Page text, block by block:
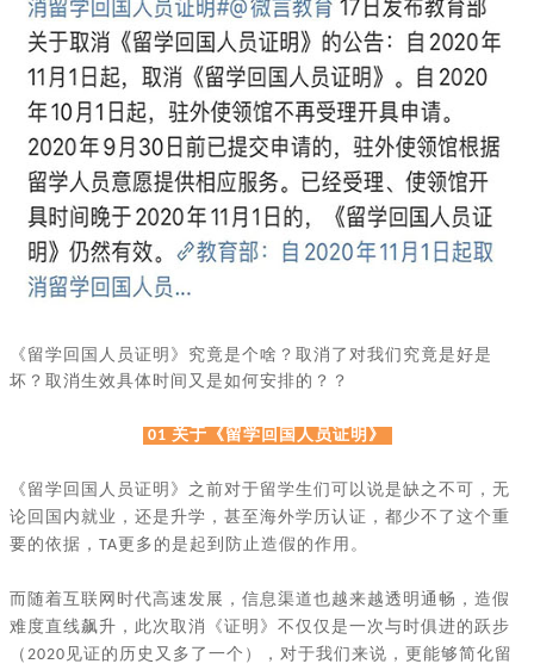
《留学回国人员证明》究竟是个啥？ 取消了对我们究竟是好是
坏？ 取消生效具体时间又是如何安排的？？
01 关于《留学回国人员证明》
《留学回国人员证明》之前对于留学生们可以说是缺之不可，无
论回国内就业，还是升学，甚至海外学历认证，都少不了这个重
要的依据， TA更多的是起到防止造假的作用。
而随着互联网时代高速发展，信息渠道也越来越透明通畅，造假
难度直线飙升，此次取消《证明》不仅仅是一次与时俱进的跃步
（ 2020 见证的历史又多了一个），对于我们来说，更能够简化留